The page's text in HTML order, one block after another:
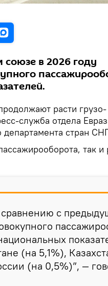
в 2026 году
расти грузо-
служба отдела
департамента стран
так и
сравнению с
(на 5,1%),
(на 0,5%)”, —